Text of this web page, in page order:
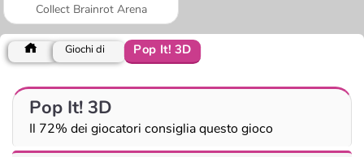
Collect Brainrot Arena
Giochi di Pop It! 3D
Pop It! 3D
Il 72% dei giocatori consiglia questo gioco